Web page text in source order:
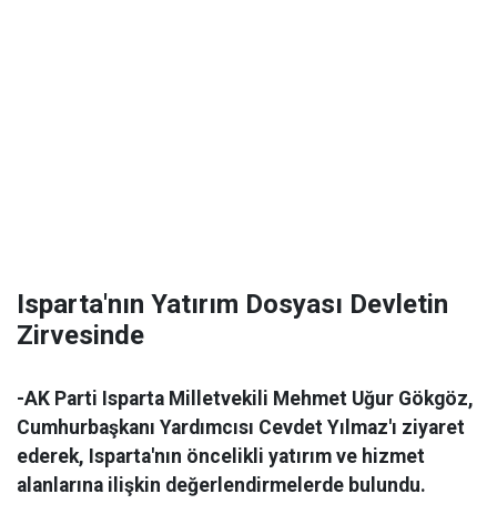
Isparta'nın Yatırım Dosyası Devletin
Zirvesinde
-AK Parti Isparta Milletvekili Mehmet Uğur Gökgöz,
Cumhurbaşkanı Yardımcısı Cevdet Yılmaz'ı ziyaret
ederek, Isparta'nın öncelikli yatırım ve hizmet
alanlarına ilişkin değerlendirmelerde bulundu.